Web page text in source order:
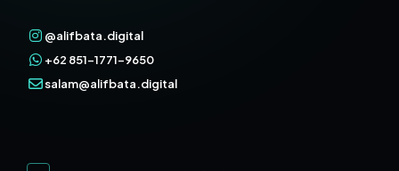
@alifbata.digital
+62 851-1771-9650
salam@alifbata.digital